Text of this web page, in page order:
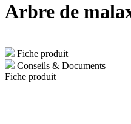
Arbre de
Fiche produit
Conseils & Documents
Fiche produit